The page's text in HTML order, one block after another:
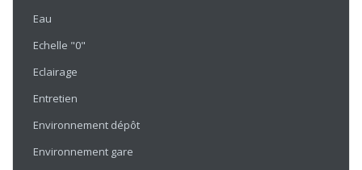
Eau
Echelle "0"
Eclairage
Entretien
Environnement dépôt
Environnement gare